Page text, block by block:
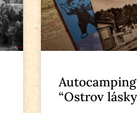
Autocamping
“Ostrov